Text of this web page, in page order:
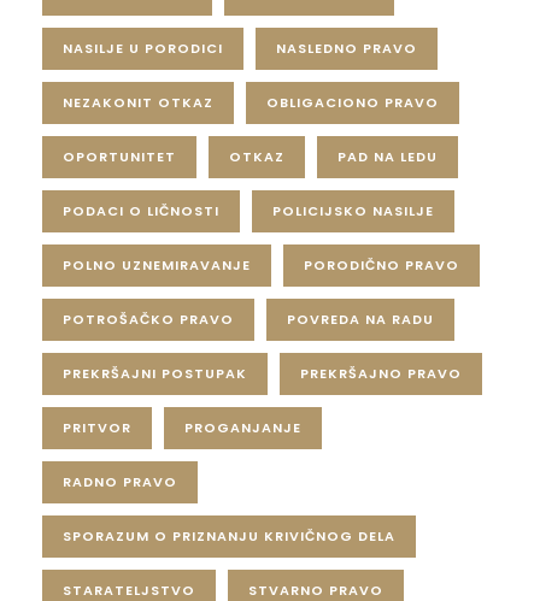
NASILJE U PORODICI NASLEDNO PRAVO
NEZAKONIT OTKAZ OBLIGACIONO PRAVO
OPORTUNITET OTKAZ PAD NA LEDU
PODACI O LIČNOSTI POLICIJSKO NASILJE
POLNO UZNEMIRAVANJE PORODIČNO PRAVO
POTROŠAČKO PRAVO POVREDA NA RADU
PREKRŠAJNI POSTUPAK PREKRŠAJNO PRAVO
PRITVOR PROGANJANJE
RADNO PRAVO
SPORAZUM O PRIZNANJU KRIVIČNOG DELA
STARATELJSTVO STVARNO PRAVO